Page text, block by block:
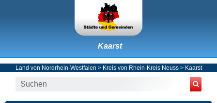
Kaarst
Land von Nordrhein-Westfalen > Kreis von Rhein-Kreis Neuss> Kaarst